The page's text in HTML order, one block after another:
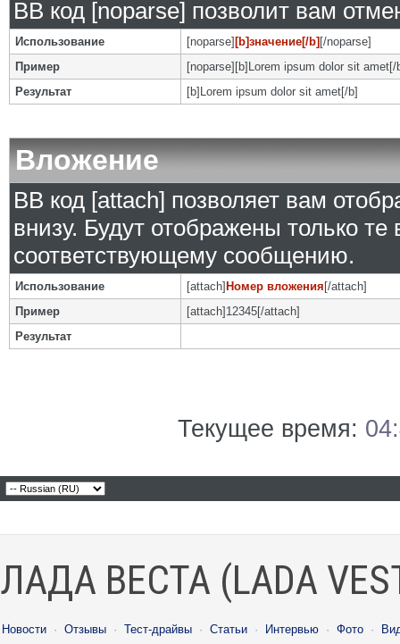
BB код [noparse] позволит вам
Использование [noparse] [b]значение[/b] [/noparse]
Пример
[noparse][b]Lorem ipsum dolor sit amet[/
Результат
[b]Lorem ipsum dolor sit amet[/b]
Вложение
BB код [attach] позволяет вам
внизу. Будут отображены только
соответствующему сообщению.
Использование [attach] Номер вложения [/attach]
Пример
[attach]12345[/attach]
Результат
Текущее время:
ЛАДА ВЕСТА (LADA
Новости · Отзывы · Тест-драйвы · Статьи · Интервью · Фото ·